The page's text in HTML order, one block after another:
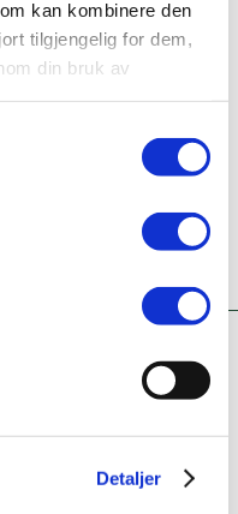
kan kombinere den
tilgjengelig for dem,
din bruk av
Detaljer